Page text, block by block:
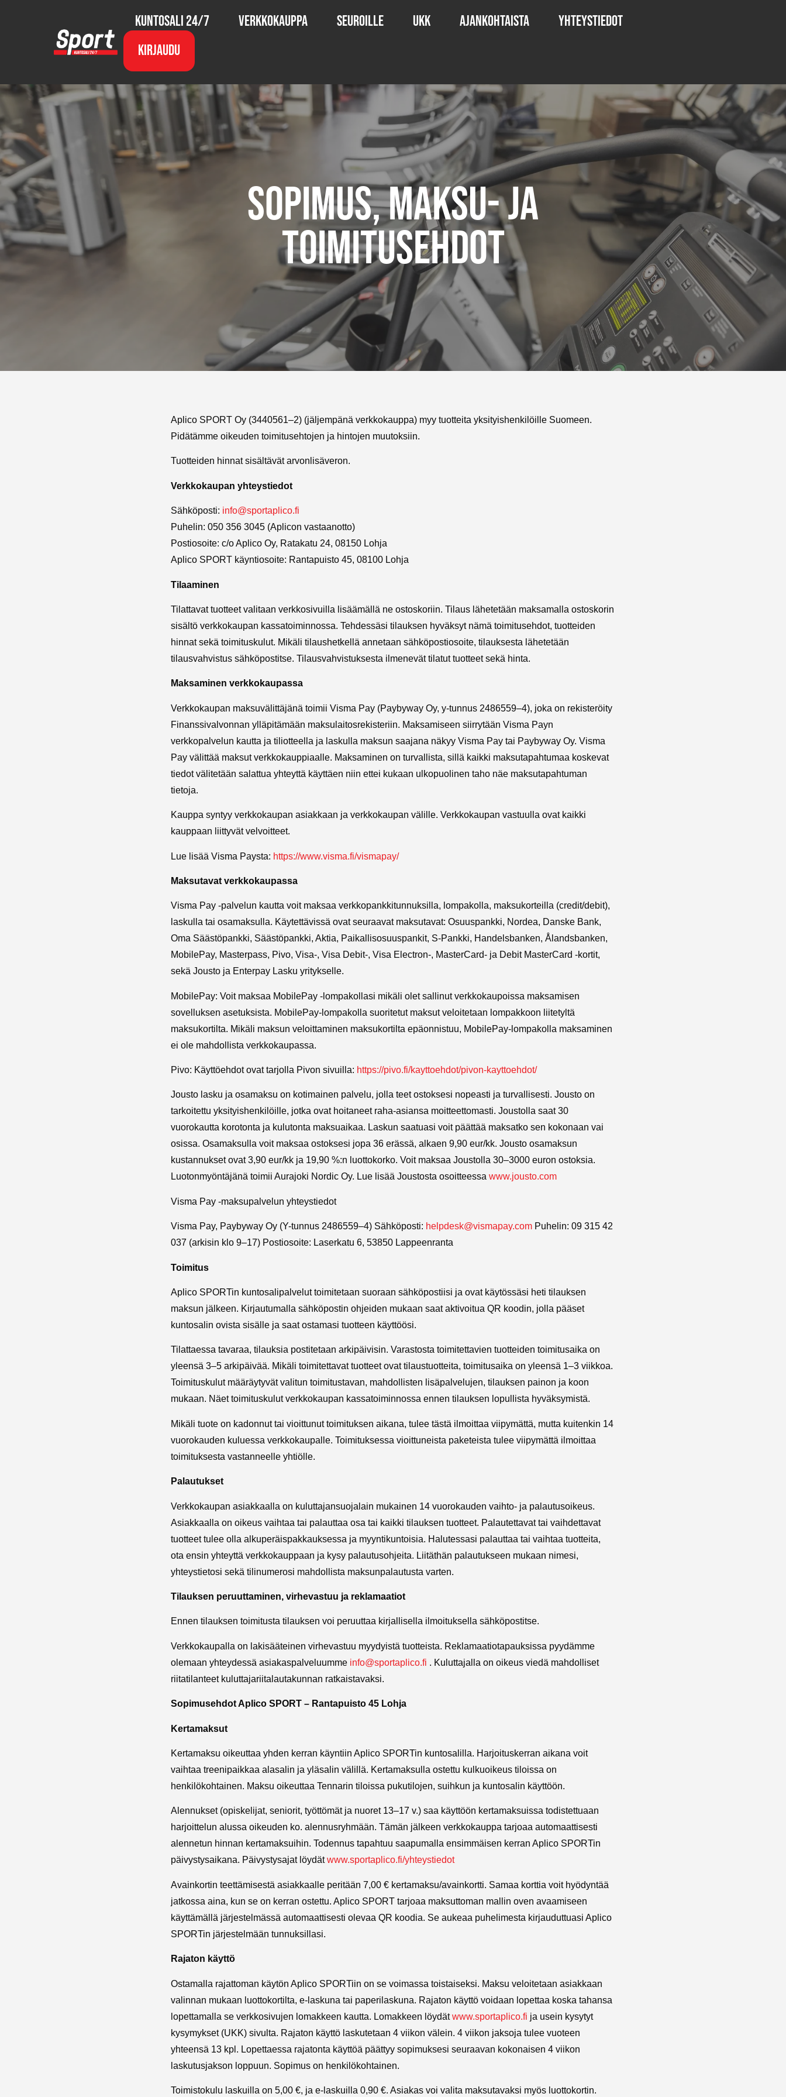
Kuntosali 24/7 Verkkokauppa Seuroille UKK Ajankohtaista
Yhteystiedot
Kirjaudu
Sopimus, maksu- ja
toimitusehdot
Aplico SPORT Oy (3440561–2) (jäljempänä verkkokauppa) myy tuotteita yksityishenkilöille Suomeen.
Pidätämme oikeuden toimitusehtojen ja hintojen muutoksiin.
Tuotteiden hinnat sisältävät arvonlisäveron.
Verkkokaupan yhteystiedot
Sähköposti: info@sportaplico.fi
Puhelin: 050 356 3045 (Aplicon vastaanotto)
Postiosoite: c/o Aplico Oy, Ratakatu 24, 08150 Lohja
Aplico SPORT käyntiosoite: Rantapuisto 45, 08100 Lohja
Tilaaminen
Tilattavat tuotteet valitaan verkkosivuilla lisäämällä ne ostoskoriin. Tilaus lähetetään maksamalla ostoskorin
sisältö verkkokaupan kassatoiminnossa. Tehdessäsi tilauksen hyväksyt nämä toimitusehdot, tuotteiden
hinnat sekä toimituskulut. Mikäli tilaushetkellä annetaan sähköpostiosoite, tilauksesta lähetetään
tilausvahvistus sähköpostitse. Tilausvahvistuksesta ilmenevät tilatut tuotteet sekä hinta.
Maksaminen verkkokaupassa
Verkkokaupan maksuvälittäjänä toimii Visma Pay (Paybyway Oy, y-tunnus 2486559–4), joka on rekisteröity
Finanssivalvonnan ylläpitämään maksulaitosrekisteriin. Maksamiseen siirrytään Visma Payn
verkkopalvelun kautta ja tiliotteella ja laskulla maksun saajana näkyy Visma Pay tai Paybyway Oy. Visma
Pay välittää maksut verkkokauppiaalle. Maksaminen on turvallista, sillä kaikki maksutapahtumaa koskevat
tiedot välitetään salattua yhteyttä käyttäen niin ettei kukaan ulkopuolinen taho näe maksutapahtuman
tietoja.
Kauppa syntyy verkkokaupan asiakkaan ja verkkokaupan välille. Verkkokaupan vastuulla ovat kaikki
kauppaan liittyvät velvoitteet.
Lue lisää Visma Paysta: https://www.visma.fi/vismapay/
Maksutavat verkkokaupassa
Visma Pay -palvelun kautta voit maksaa verkkopankkitunnuksilla, lompakolla, maksukorteilla (credit/debit),
laskulla tai osamaksulla. Käytettävissä ovat seuraavat maksutavat: Osuuspankki, Nordea, Danske Bank,
Oma Säästöpankki, Säästöpankki, Aktia, Paikallisosuuspankit, S-Pankki, Handelsbanken, Ålandsbanken,
MobilePay, Masterpass, Pivo, Visa-, Visa Debit-, Visa Electron-, MasterCard- ja Debit MasterCard -kortit,
sekä Jousto ja Enterpay Lasku yritykselle.
MobilePay: Voit maksaa MobilePay -lompakollasi mikäli olet sallinut verkkokaupoissa maksamisen
sovelluksen asetuksista. MobilePay-lompakolla suoritetut maksut veloitetaan lompakkoon liitetyltä
maksukortilta. Mikäli maksun veloittaminen maksukortilta epäonnistuu, MobilePay-lompakolla maksaminen
ei ole mahdollista verkkokaupassa.
Pivo: Käyttöehdot ovat tarjolla Pivon sivuilla: https://pivo.fi/kayttoehdot/pivon-kayttoehdot/
Jousto lasku ja osamaksu on kotimainen palvelu, jolla teet ostoksesi nopeasti ja turvallisesti. Jousto on
tarkoitettu yksityishenkilöille, jotka ovat hoitaneet raha-asiansa moitteettomasti. Joustolla saat 30
vuorokautta korotonta ja kulutonta maksuaikaa. Laskun saatuasi voit päättää maksatko sen kokonaan vai
osissa. Osamaksulla voit maksaa ostoksesi jopa 36 erässä, alkaen 9,90 eur/kk. Jousto osamaksun
kustannukset ovat 3,90 eur/kk ja 19,90 %:n luottokorko. Voit maksaa Joustolla 30–3000 euron ostoksia.
Luotonmyöntäjänä toimii Aurajoki Nordic Oy. Lue lisää Joustosta osoitteessa www.jousto.com
Visma Pay -maksupalvelun yhteystiedot
Visma Pay, Paybyway Oy (Y-tunnus 2486559–4) Sähköposti: helpdesk@vismapay.com Puhelin: 09 315 42
037 (arkisin klo 9–17) Postiosoite: Laserkatu 6, 53850 Lappeenranta
Toimitus
Aplico SPORTin kuntosalipalvelut toimitetaan suoraan sähköpostiisi ja ovat käytössäsi heti tilauksen
maksun jälkeen. Kirjautumalla sähköpostin ohjeiden mukaan saat aktivoitua QR koodin, jolla pääset
kuntosalin ovista sisälle ja saat ostamasi tuotteen käyttöösi.
Tilattaessa tavaraa, tilauksia postitetaan arkipäivisin. Varastosta toimitettavien tuotteiden toimitusaika on
yleensä 3–5 arkipäivää. Mikäli toimitettavat tuotteet ovat tilaustuotteita, toimitusaika on yleensä 1–3 viikkoa.
Toimituskulut määräytyvät valitun toimitustavan, mahdollisten lisäpalvelujen, tilauksen painon ja koon
mukaan. Näet toimituskulut verkkokaupan kassatoiminnossa ennen tilauksen lopullista hyväksymistä.
Mikäli tuote on kadonnut tai vioittunut toimituksen aikana, tulee tästä ilmoittaa viipymättä, mutta kuitenkin 14
vuorokauden kuluessa verkkokaupalle. Toimituksessa vioittuneista paketeista tulee viipymättä ilmoittaa
toimituksesta vastanneelle yhtiölle.
Palautukset
Verkkokaupan asiakkaalla on kuluttajansuojalain mukainen 14 vuorokauden vaihto- ja palautusoikeus.
Asiakkaalla on oikeus vaihtaa tai palauttaa osa tai kaikki tilauksen tuotteet. Palautettavat tai vaihdettavat
tuotteet tulee olla alkuperäispakkauksessa ja myyntikuntoisia. Halutessasi palauttaa tai vaihtaa tuotteita,
ota ensin yhteyttä verkkokauppaan ja kysy palautusohjeita. Liitäthän palautukseen mukaan nimesi,
yhteystietosi sekä tilinumerosi mahdollista maksunpalautusta varten.
Tilauksen peruuttaminen, virhevastuu ja reklamaatiot
Ennen tilauksen toimitusta tilauksen voi peruuttaa kirjallisella ilmoituksella sähköpostitse.
Verkkokaupalla on lakisääteinen virhevastuu myydyistä tuotteista. Reklamaatiotapauksissa pyydämme
olemaan yhteydessä asiakaspalveluumme info@sportaplico.fi . Kuluttajalla on oikeus viedä mahdolliset
riitatilanteet kuluttajariitalautakunnan ratkaistavaksi.
Sopimusehdot Aplico SPORT – Rantapuisto 45 Lohja
Kertamaksut
Kertamaksu oikeuttaa yhden kerran käyntiin Aplico SPORTin kuntosalilla. Harjoituskerran aikana voit
vaihtaa treenipaikkaa alasalin ja yläsalin välillä. Kertamaksulla ostettu kulkuoikeus tiloissa on
henkilökohtainen. Maksu oikeuttaa Tennarin tiloissa pukutilojen, suihkun ja kuntosalin käyttöön.
Alennukset (opiskelijat, seniorit, työttömät ja nuoret 13–17 v.) saa käyttöön kertamaksuissa todistettuaan
harjoittelun alussa oikeuden ko. alennusryhmään. Tämän jälkeen verkkokauppa tarjoaa automaattisesti
alennetun hinnan kertamaksuihin. Todennus tapahtuu saapumalla ensimmäisen kerran Aplico SPORTin
päivystysaikana. Päivystysajat löydätwww.sportaplico.fi/yhteystiedot
Avainkortin teettämisestä asiakkaalle peritään 7,00 € kertamaksu/avainkortti. Samaa korttia voit hyödyntää
jatkossa aina, kun se on kerran ostettu. Aplico SPORT tarjoaa maksuttoman mallin oven avaamiseen
käyttämällä järjestelmässä automaattisesti olevaa QR koodia. Se aukeaa puhelimesta kirjauduttuasi Aplico
SPORTin järjestelmään tunnuksillasi.
Rajaton käyttö
Ostamalla rajattoman käytön Aplico SPORTiin on se voimassa toistaiseksi. Maksu veloitetaan asiakkaan
valinnan mukaan luottokortilta, e-laskuna tai paperilaskuna. Rajaton käyttö voidaan lopettaa koska tahansa
lopettamalla se verkkosivujen lomakkeen kautta. Lomakkeen löydätwww.sportaplico.fi ja usein kysytyt
kysymykset (UKK) sivulta. Rajaton käyttö laskutetaan 4 viikon välein. 4 viikon jaksoja tulee vuoteen
yhteensä 13 kpl. Lopettaessa rajatonta käyttöä päättyy sopimuksesi seuraavan kokonaisen 4 viikon
laskutusjakson loppuun. Sopimus on henkilökohtainen.
Toimistokulu laskuilla on 5,00 €, ja e-laskuilla 0,90 €. Asiakas voi valita maksutavaksi myös luottokortin.